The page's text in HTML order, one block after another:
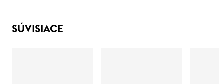
SÚVISIACE